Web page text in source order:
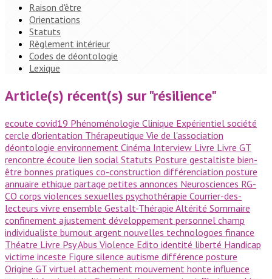
Raison d'être
Orientations
Statuts
Règlement intérieur
Codes de déontologie
Lexique
Article(s) récent(s) sur "résilience"
ecoute covid19 Phénoménologie Clinique Expérientiel société
cercle d'orientation Thérapeutique Vie de l'association
déontologie environnement Cinéma Interview Livre Livre GT
rencontre écoute lien social Statuts Posture gestaltiste bien-
être bonnes pratiques co-construction différenciation posture
annuaire ethique partage petites annonces Neurosciences RG-
CO corps violences sexuelles psychothérapie Courrier-des-
lecteurs vivre ensemble Gestalt-Thérapie Altérité Sommaire
confinement ajustement développement personnel champ
individualiste burnout argent nouvelles technologoes finance
Théatre Livre PsyAbus Violence Edito identité liberté Handicap
victime inceste Figure silence autisme différence posture
Origine GT virtuel attachement mouvement honte influence